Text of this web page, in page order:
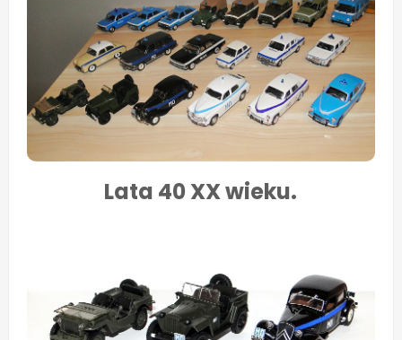
Lata 40 XX wieku.